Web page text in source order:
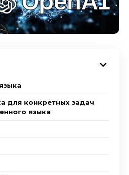
для конкретных задач
языка